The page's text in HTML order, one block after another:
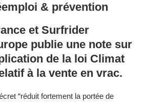
& prévention
et Surfrider
publie une note sur
de la loi Climat
à la vente en vrac.
“réduit fortement la portée de